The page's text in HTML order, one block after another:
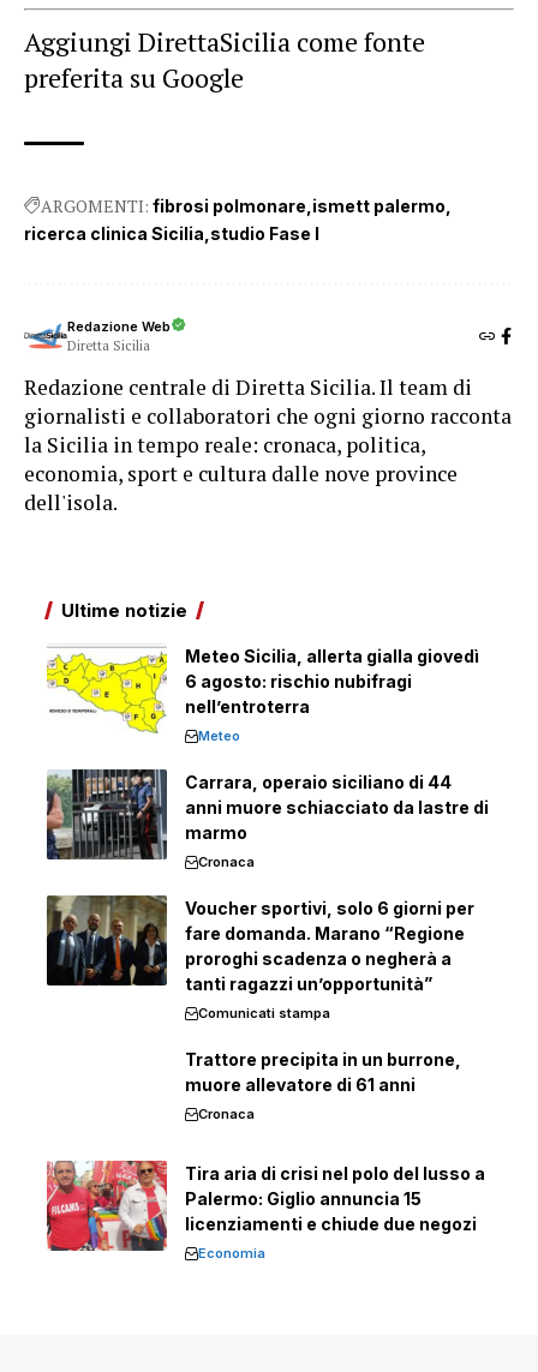
Aggiungi DirettaSicilia come fonte
preferita su Google
ARGOMENTI: fibrosi polmonare ismett palermo
ricerca clinica Sicilia studio Fase I
Redazione Web
Diretta Sicilia
Redazione centrale di Diretta Sicilia. Il team di
giornalisti e collaboratori che ogni giorno racconta
la Sicilia in tempo reale: cronaca, politica,
economia, sport e cultura dalle nove province
dell'isola.
Ultime notizie
Meteo Sicilia, allerta gialla giovedì
6 agosto: rischio nubifragi
nell’entroterra
Meteo
Carrara, operaio siciliano di 44
anni muore schiacciato da lastre di
marmo
Cronaca
Voucher sportivi, solo 6 giorni per
fare domanda. Marano “Regione
proroghi scadenza o negherà a
tanti ragazzi un’opportunità”
Comunicati stampa
Trattore precipita in un burrone,
muore allevatore di 61 anni
Cronaca
Tira aria di crisi nel polo del lusso a
Palermo: Giglio annuncia 15
licenziamenti e chiude due negozi
Economia